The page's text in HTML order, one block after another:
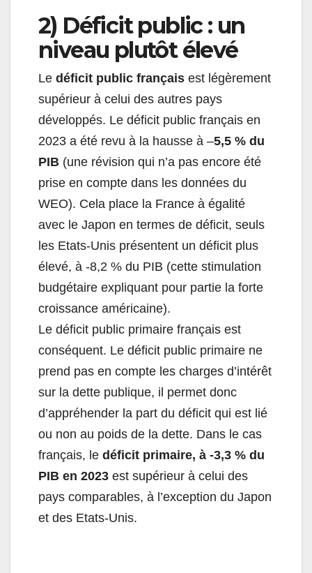
2) Déficit public : un
niveau plutôt élevé
Le déficit public français est légèrement
supérieur à celui des autres pays
développés. Le déficit public français en
2023 a été revu à la hausse à –5,5 % du
PIB (une révision qui n’a pas encore été
prise en compte dans les données du
WEO). Cela place la France à égalité
avec le Japon en termes de déficit, seuls
les Etats-Unis présentent un déficit plus
élevé, à -8,2 % du PIB (cette stimulation
budgétaire expliquant pour partie la forte
croissance américaine).
Le déficit public primaire français est
conséquent. Le déficit public primaire ne
prend pas en compte les charges d’intérêt
sur la dette publique, il permet donc
d’appréhender la part du déficit qui est lié
ou non au poids de la dette. Dans le cas
français, le déficit primaire, à -3,3 % du
PIB en 2023 est supérieur à celui des
pays comparables, à l’exception du Japon
et des Etats-Unis.